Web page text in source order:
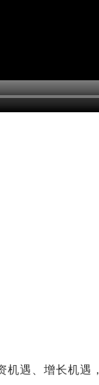
机遇、增长机遇，